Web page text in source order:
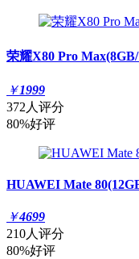
荣耀X80 Pro
￥1999
372人评分
80%好评
HUAWEI Mate
￥4699
210人评分
80%好评